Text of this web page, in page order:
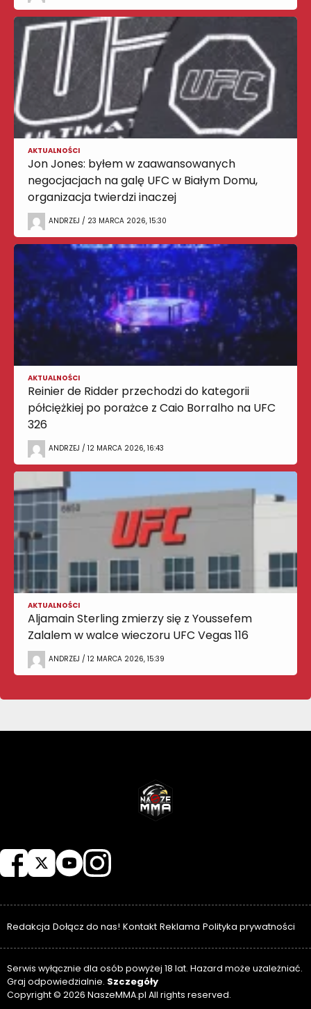
AKTUALNOŚCI
Jon Jones: byłem w zaawansowanych
negocjacjach na galę UFC w Białym Domu,
organizacja twierdzi inaczej
ANDRZEJ / 23 MARCA 2026, 15:30
AKTUALNOŚCI
Reinier de Ridder przechodzi do kategorii
półciężkiej po porażce z Caio Borralho na UFC
326
ANDRZEJ / 12 MARCA 2026, 16:43
AKTUALNOŚCI
Aljamain Sterling zmierzy się z Youssefem
Zalalem w walce wieczoru UFC Vegas 116
ANDRZEJ / 12 MARCA 2026, 15:39
Redakcja Dołącz do nas! Kontakt Reklama Polityka prywatności
Serwis wyłącznie dla osób powyżej 18 lat. Hazard może uzależniać.
Graj odpowiedzialnie. Szczegóły
Copyright © 2026 NaszeMMA.pl All rights reserved.